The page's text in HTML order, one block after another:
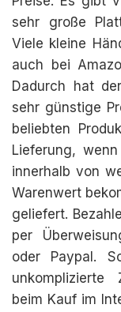
sehr große
Viele kleine
auch bei
Dadurch hat
sehr günstige
beliebten
Lieferung,
innerhalb von
Warenwert
geliefert.
per
oder Paypal.
unkomplizierte
beim Kauf im